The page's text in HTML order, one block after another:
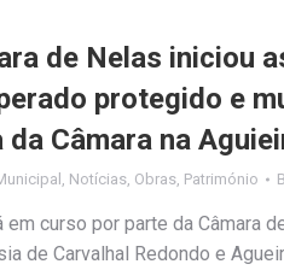
de Nelas iniciou
protegido e
da Câmara na
Notícias Obras Património
em curso por parte da Câmara
de Carvalhal Redondo e